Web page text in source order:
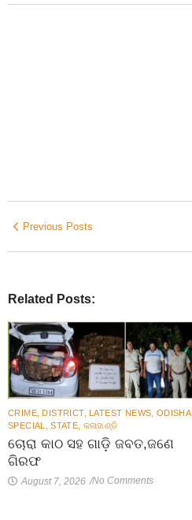
Previous Posts
Related Posts:
CRIME DISTRICT, LATEST NEWS ODISHA
SPECIAL
STATE କଳାହାଣ୍ଡି
ଚୋରା କାଠ ସହ ଗାଡ଼ି ଜବତ,ଜଣେ
ଗିରଫ
August 7, 2026 /No Comments